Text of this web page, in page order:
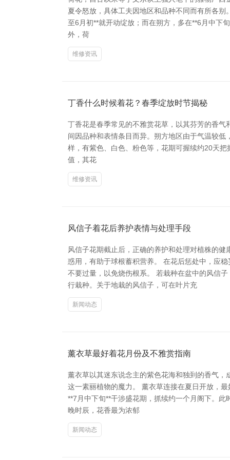
夏令怒放，具体工夫因地区和品种不同而有所各
至6月初**就开动绽放；而在朔方，多在**6月中下
外，荷
维修资讯
丁香什么时候着花？春季绽放时节揭秘
丁香花是春季常见的不雅赏花草，以其芬芳的香
间因品种和表情条目而异。朔方地区由于气温较
样，有紫色、白色、粉色等，花期可握续约20天
值，其花
维修资讯
风信子着花后养护表情与处理手段
风信子花期截止后，正确的养护和处理对植株的
惑用，有助于球根蓄积营养。 在花后惩处中，应
不要过量，以免烧伤根系。 若栽种在盆中的风信
行栽种。关于地栽的风信子，可在叶片充
新闻动态
薰衣草最好着花月份及不雅赏指南
薰衣草以其迷东说念主的紫色花海和独到的香气
这一素丽植物的魔力。 薰衣草连接在夏日开放，
**7月中下旬**干涉盛花期，抓续约一个月阁下。
晚时辰，花香最为浓郁
新闻动态